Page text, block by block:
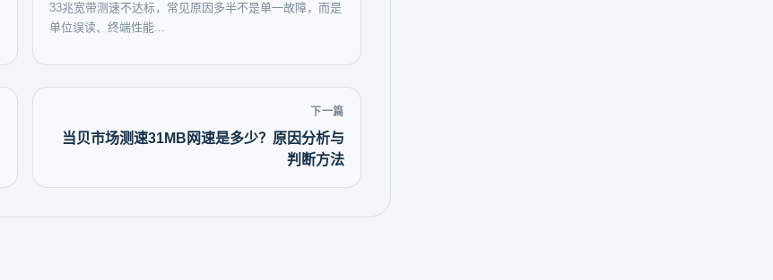
33兆宽带测速不达标，常见原因多半不是单一故障，而是
单位误读、终端性能...
下一篇
当贝市场测速31MB网速是多少？原因分析与
判断方法